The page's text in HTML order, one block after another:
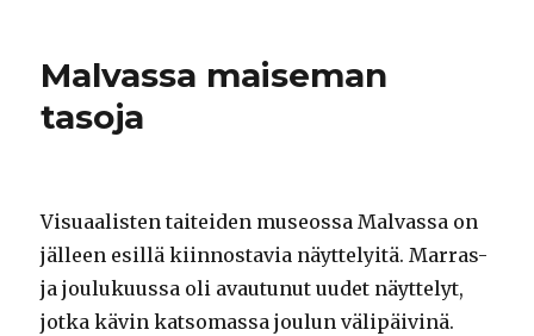
Malvassa maiseman
tasoja
Visuaalisten taiteiden museossa Malvassa on
jälleen esillä kiinnostavia näyttelyitä. Marras-
ja joulukuussa oli avautunut uudet näyttelyt,
jotka kävin katsomassa joulun välipäivinä.